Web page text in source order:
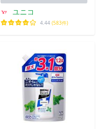
ユニコ
4.44 (583件)